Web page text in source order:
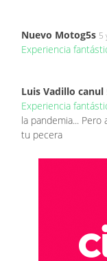
Nuevo Motog5s 5
Experiencia
Luis Vadillo canul
Experiencia
la pandemia...
tu pecera